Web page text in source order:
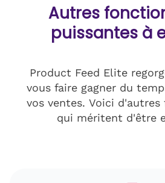
Autres
puissantes à
Product Feed Elite
vous faire gagner du
vos ventes. Voici
qui méritent d'être